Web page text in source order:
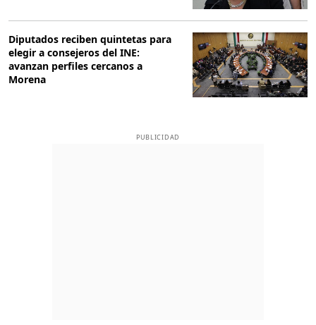
Diputados reciben quintetas para
elegir a consejeros del INE:
avanzan perfiles cercanos a
Morena
PUBLICIDAD